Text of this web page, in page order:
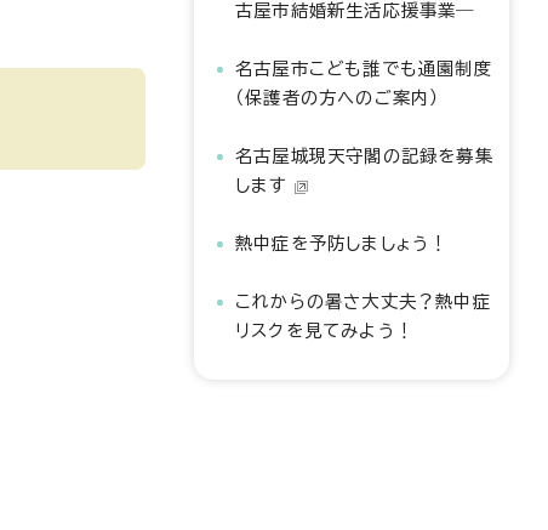
古屋市結婚新生活応援事業―
名古屋市こども誰でも通園制度
（保護者の方へのご案内）
名古屋城現天守閣の記録を募集
します
熱中症を予防しましょう！
これからの暑さ大丈夫？熱中症
リスクを見てみよう！